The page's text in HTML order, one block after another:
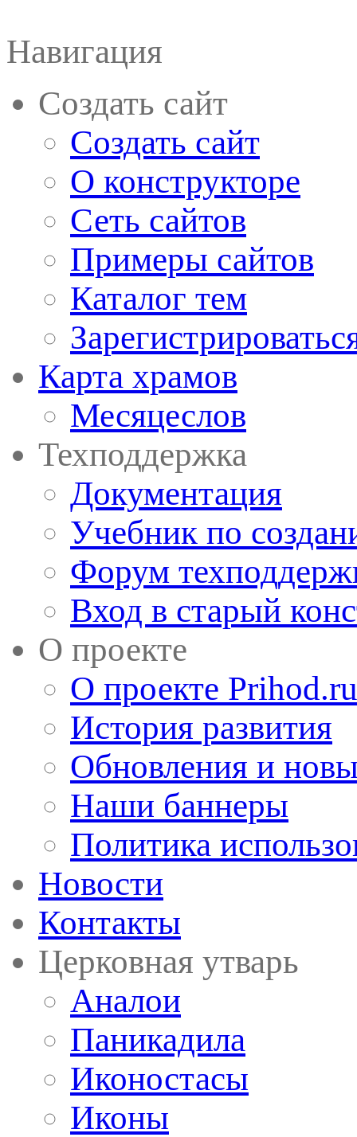
Навигация
Создать сайт
Создать сайт
О конструкторе
Сеть сайтов
Примеры сайтов
Каталог тем
Карта храмов
Месяцеслов
Техподдержка
Документация
Учебник по
Форум
Вход в старый
О проекте
О проекте Prihod.ru
История развития
Обновления и
Наши баннеры
Политика
Новости
Контакты
Церковная утварь
Аналои
Паникадила
Иконостасы
Иконы